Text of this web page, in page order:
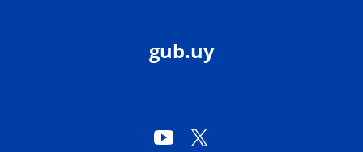
gub.uy
YouTube